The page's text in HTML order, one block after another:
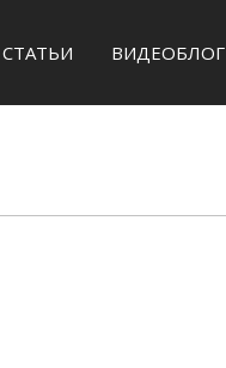
СТАТЬИ ВИДЕОБЛОГ